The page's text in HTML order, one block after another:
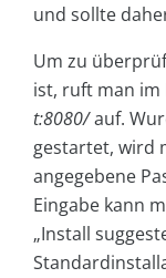
und sollte
Um zu
ist, ruft man im
t:8080/auf.
gestartet, wird
angegebene
Eingabe kann
„Install